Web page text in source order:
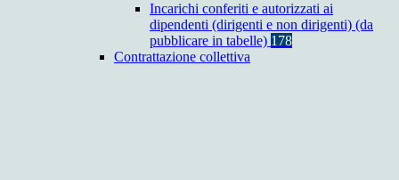
Incarichi conferiti e autorizzati ai
dipendenti (dirigenti e non dirigenti) (da
pubblicare in tabelle) 178
Contrattazione collettiva